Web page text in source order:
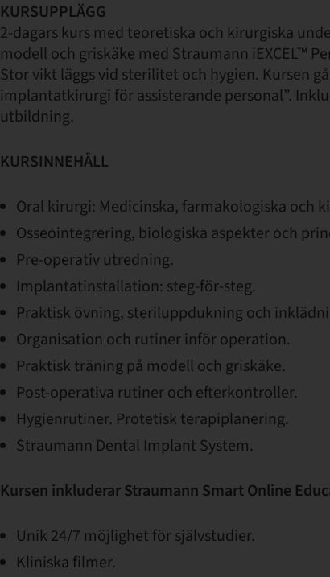
KURSUPPLÄGG
2-dagars kurs med teoretiska och kirurgiska
modell och griskäke med Straumann iEXCEL™
Stor vikt läggs vid sterilitet och hygien. Kursen
implantatkirurgi för assisterande personal”.
utbildning.
KURSINNEHÅLL
Oral kirurgi: Medicinska, farmakologiska och
Osseointegrering, biologiska aspekter och
Pre-operativ utredning.
Implantatinstallation: steg-för-steg.
Praktisk övning, steriluppdukning och
Organisation och rutiner inför operation.
Praktisk träning på modell och griskäke.
Post-operativa rutiner och efterkontroller.
Hygienrutiner. Protetisk terapiplanering.
Straumann Dental Implant System.
Kursen inkluderar Straumann Smart Online
Unik 24/7 möjlighet för självstudier.
Kliniska filmer.